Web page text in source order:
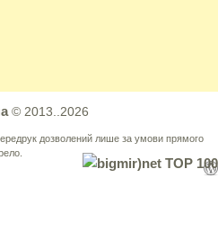
© 2013..2026
дозволений лише за умови прямого